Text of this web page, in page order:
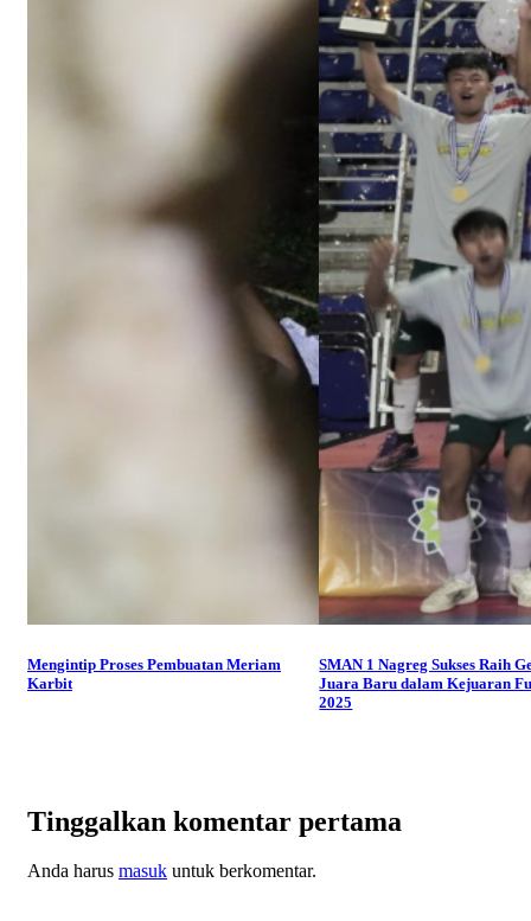
Mengintip Proses Pembuatan Meriam
Karbit
SMAN 1 Nagreg Sukses Raih
Juara Baru dalam Kejuaran
2025
Tinggalkan komentar pertama
Anda harus masuk untuk berkomentar.